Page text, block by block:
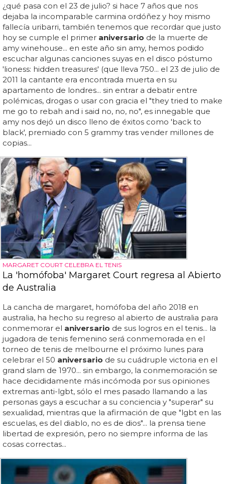
¿qué pasa con el 23 de julio? si hace 7 años que nos
dejaba la incomparable carmina ordóñez y hoy mismo
fallecía uribarri, también tenemos que recordar que justo
hoy se cumple el primer aniversario de la muerte de
amy winehouse... en este año sin amy, hemos podido
escuchar algunas canciones suyas en el disco póstumo
'lioness: hidden treasures' (que lleva 750... el 23 de julio de
2011 la cantante era encontrada muerta en su
apartamento de londres... sin entrar a debatir entre
polémicas, drogas o usar con gracia el "they tried to make
me go to rebah and i said no, no, no", es innegable que
amy nos dejó un disco lleno de éxitos como 'back to
black', premiado con 5 grammy tras vender millones de
copias...
MARGARET COURT CELEBRA EL TENIS
La 'homófoba' Margaret Court regresa al Abierto
de Australia
La cancha de margaret, homófoba del año 2018 en
australia, ha hecho su regreso al abierto de australia para
conmemorar el aniversario de sus logros en el tenis... la
jugadora de tenis femenino será conmemorada en el
torneo de tenis de melbourne el próximo lunes para
celebrar el 50 aniversario de su cuádruple victoria en el
grand slam de 1970... sin embargo, la conmemoración se
hace decididamente más incómoda por sus opiniones
extremas anti-lgbt, sólo el mes pasado llamando a las
personas gays a escuchar a su conciencia y "superar" su
sexualidad, mientras que la afirmación de que "lgbt en las
escuelas, es del diablo, no es de dios"... la prensa tiene
libertad de expresión, pero no siempre informa de las
cosas correctas...